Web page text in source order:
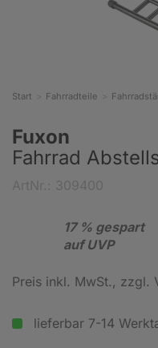
Start Fahrradteile
Fuxon
Fahrrad
17 % gespart
auf UVP
Preis inkl. MwSt., zzgl.
lieferbar 7-14